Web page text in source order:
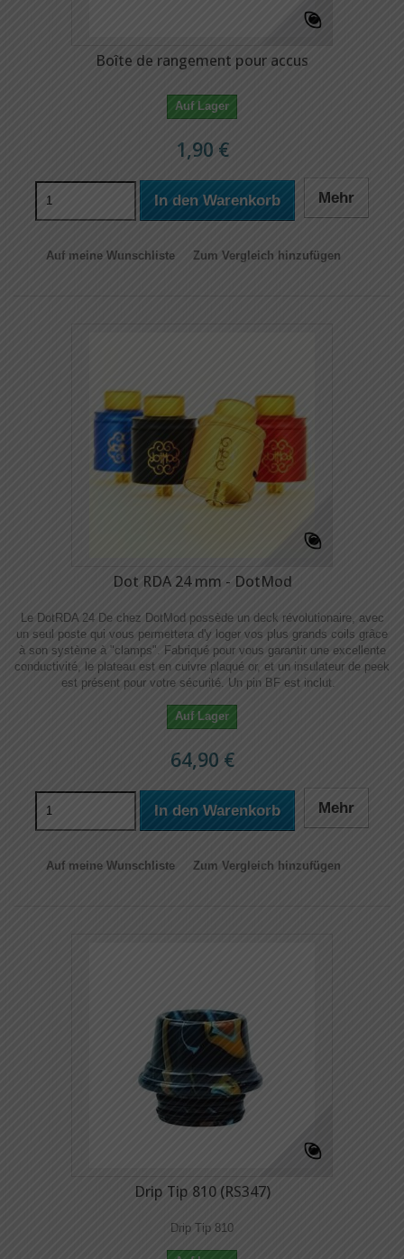
Boîte de rangement pour accus
Auf Lager
1,90 €
In den Warenkorb Mehr
Auf meine Wunschliste Zum Vergleich hinzufügen
Dot RDA 24 mm - DotMod
Le DotRDA 24 De chez DotMod possède un deck révolutionaire, avec
un seul poste qui vous permettera d'y loger vos plus grands coils grâce
à son système à "clamps". Fabriqué pour vous garantir une excellente
conductivité, le plateau est en cuivre plaqué or, et un insulateur de peek
est présent pour votre sécurité. Un pin BF est inclut.
Auf Lager
64,90 €
In den Warenkorb Mehr
Auf meine Wunschliste Zum Vergleich hinzufügen
Drip Tip 810 (RS347)
Drip Tip 810